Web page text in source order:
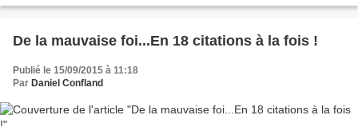
De la mauvaise foi...En 18 citations à la fois !
Publié le 15/09/2015 à 11:18
Par Daniel Confland